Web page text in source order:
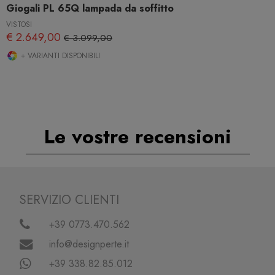
Giogali PL 65Q lampada da soffitto
VISTOSI
€ 2.649,00 € 3.099,00
+ VARIANTI DISPONIBILI
Le vostre recensioni
SERVIZIO CLIENTI
+39 0773.470.562
info@designperte.it
+39 338.82.85.012